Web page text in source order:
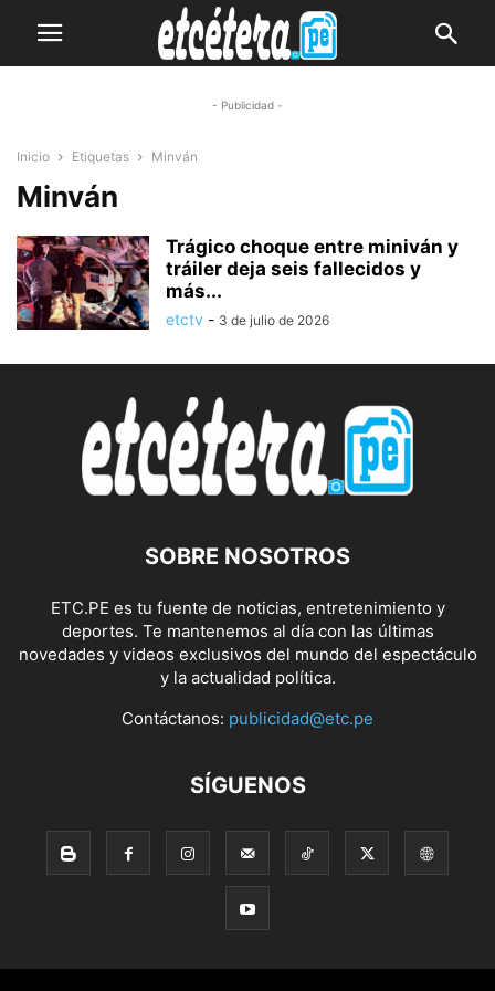
- Publicidad -
Inicio Etiquetas Minván
Minván
Trágico choque entre miniván y
tráiler deja seis fallecidos y
más...
etctv - 3 de julio de 2026
SOBRE NOSOTROS
ETC.PE es tu fuente de noticias, entretenimiento y
deportes. Te mantenemos al día con las últimas
novedades y videos exclusivos del mundo del espectáculo
y la actualidad política.
Contáctanos: publicidad@etc.pe
SÍGUENOS